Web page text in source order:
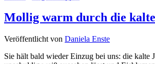
Mollig warm durch die
Veröffentlicht von Daniela Enste
Sie hält bald wieder Einzug bei uns: die kalte